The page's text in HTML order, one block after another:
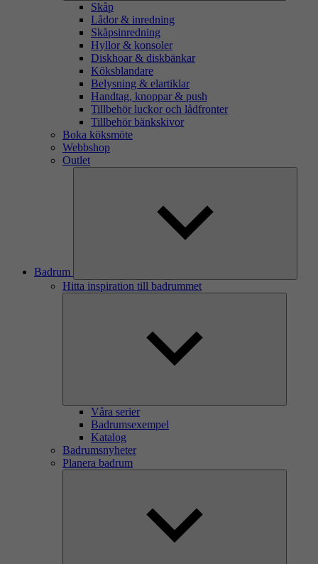
Skåp
Lådor & inredning
Skåpsinredning
Hyllor & konsoler
Diskhoar & diskbänkar
Köksblandare
Belysning & elartiklar
Handtag, knoppar & push
Tillbehör luckor och lådfronter
Tillbehör bänkskivor
Boka köksmöte
Webbshop
Outlet
Badrum
Hitta inspiration till badrummet
Våra serier
Badrumsexempel
Katalog
Badrumsnyheter
Planera badrum